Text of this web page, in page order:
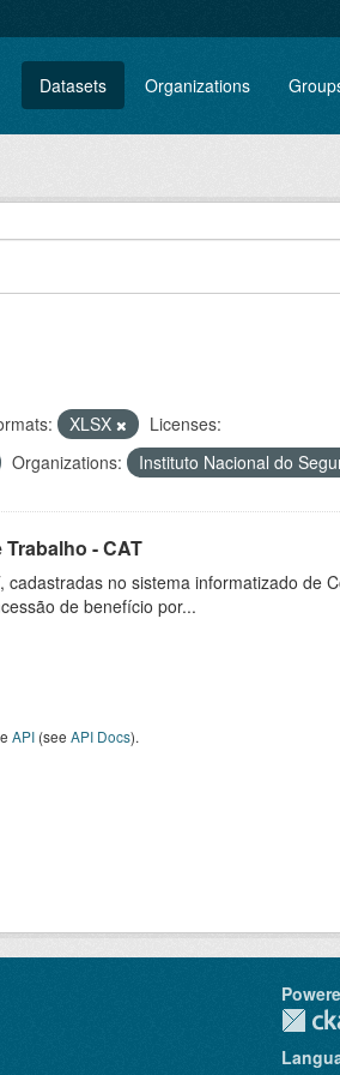
Datasets Organizations
XLSX
Licenses:
Organizations: Instituto Nacional do
- CAT
cadastradas no sistema informatizado de
de benefício por...
API (see API Docs).